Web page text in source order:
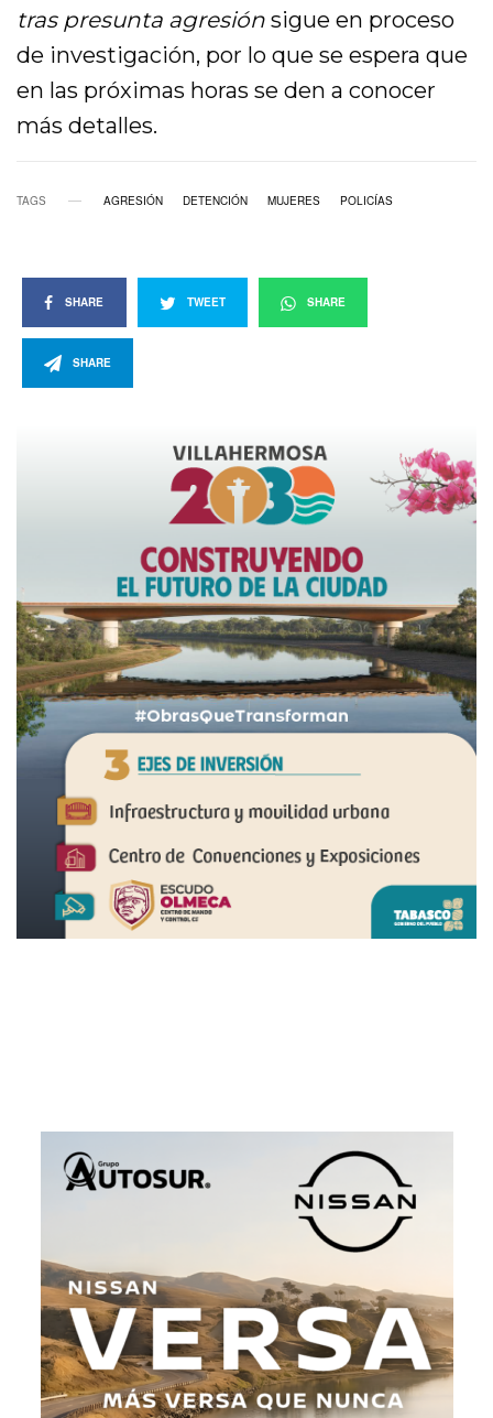
tras presunta agresión sigue en proceso
de investigación, por lo que se espera que
en las próximas horas se den a conocer
más detalles.
TAGS AGRESIÓN DETENCIÓN MUJERES POLICÍAS
SHARE TWEET SHARE
SHARE